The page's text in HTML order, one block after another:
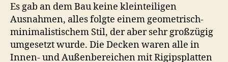
Es gab an dem Bau keine kleinteiligen
Ausnahmen, alles folgte einem geometrisch-
minimalistischem Stil, der aber sehr großzügig
umgesetzt wurde. Die Decken waren alle in
Innen- und Außenbereichen mit Rigipsplatten